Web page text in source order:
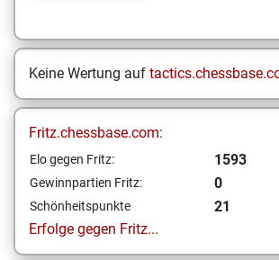
Keine Wertung auf
Fritz.chessbase.com:
Elo gegen Fritz: 1593
Gewinnpartien Fritz: 0
Schönheitspunkte
21
Erfolge gegen Fritz...